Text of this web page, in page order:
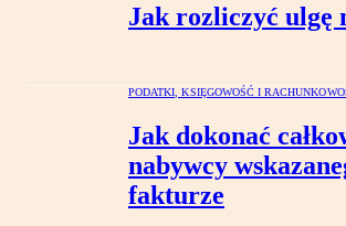
Jak rozliczyć ulgę
PODATKI, KSIĘGOWOŚĆ I
Jak dokonać
nabywcy
fakturze